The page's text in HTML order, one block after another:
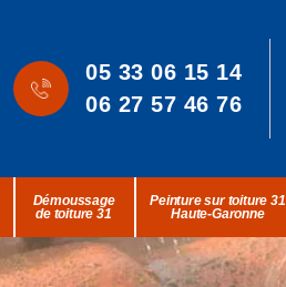
05 33 06 15 14
06 27 57 46 76
Démoussage
de toiture 31
Peinture sur toiture 31
Haute-Garonne